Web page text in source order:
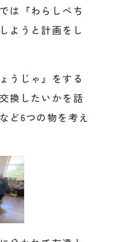
は『わらしべち
ようと計画をし
うじゃ』をする
換したいかを話
ど6つの物を考え